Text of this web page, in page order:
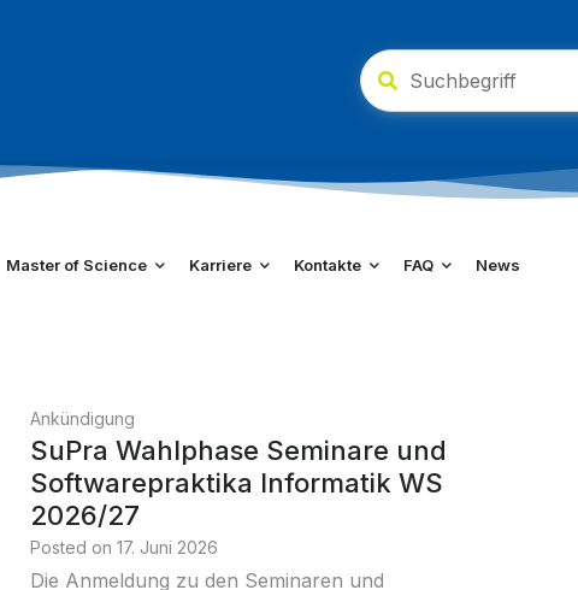
Master of Science Karriere Kontakte FAQ News
Ankündigung
SuPra Wahlphase Seminare und
Softwarepraktika Informatik WS
2026/27
Posted on 17. Juni 2026
Die Anmeldung zu den Seminaren und